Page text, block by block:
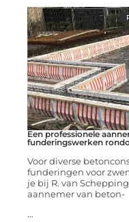
Een professionele
funderingswerken
Voor diverse
funderingen voor
je bij R. van
aannemer van beton-
...